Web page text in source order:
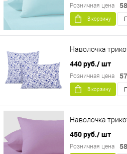
Розничная цена
В корзину
Наволочка
440 руб./ шт
Розничная цена
В корзину
Наволочка
450 руб./ шт
Розничная цена